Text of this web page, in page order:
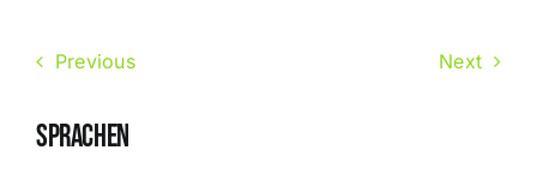
Previous Next
SPRACHEN